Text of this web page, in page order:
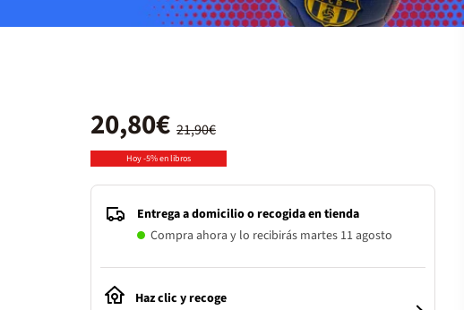
21,90€
20,80€
Hoy -5% en libros
Entrega a domicilio o recogida en tienda
Compra ahora y lo recibirás martes 11 agosto
Haz clic y recoge